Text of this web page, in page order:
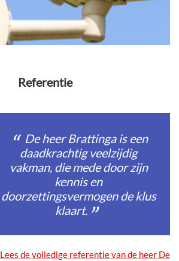
Referentie
De heer Brattinga is een
daadkrachtig veelzijdig
vakman, die mede door zijn
kennis en
doorzettingsvermogen de klus
klaart.
Lees de volledige referentie van de heer De